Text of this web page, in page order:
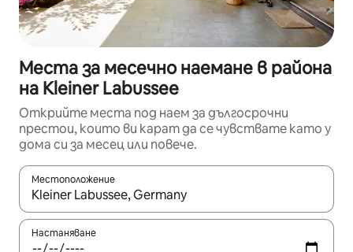
Места за месечно наемане в района
на Kleiner Labussee
Открийте места под наем за дългосрочни
престои, които ви карат да се чувствате като у
дома си за месец или повече.
Местоположение
Когато резултатите се покажат, използвайте
Настаняване